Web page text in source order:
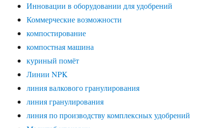
Инновации в оборудовании для удобрений
Коммерческие возможности
компостирование
компостная машина
куриный помёт
Линии NPK
линия валкового гранулирования
линия гранулирования
линия по производству комплексных удобрений